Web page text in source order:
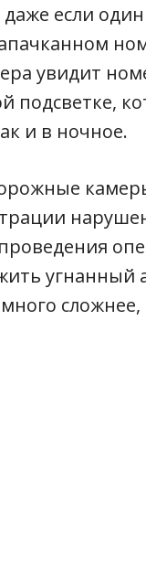
если
увидит
и в ночное.
угнанный
сложнее,